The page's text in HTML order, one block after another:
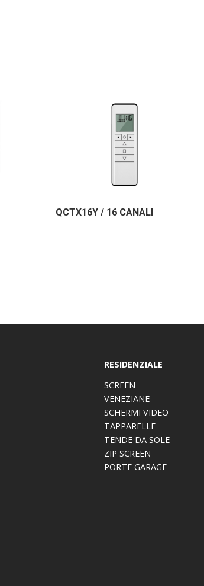
QCTX16Y / 16 CANALI
RESIDENZIALE
SCREEN
VENEZIANE
SCHERMI VIDEO
TAPPARELLE
TENDE DA SOLE
ZIP SCREEN
PORTE GARAGE